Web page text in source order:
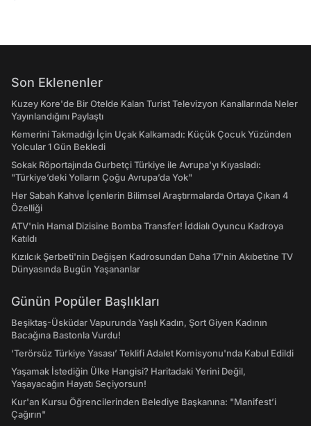
Son Eklenenler
Kuzey Kore'de Bir Otelde Kalan Turist Televizyon Kanallarında Neler
Yayınlandığını Paylaştı
Kemerini Takmadığı İçin Uçak Kalkamadı: Küçük Çocuk Yüzünden
Yolcular 1 Gün Bekledi
Sokak Röportajında Gurbetçi Türkiye ile Avrupa'yı Kıyasladı:
"Türkiye’deki Yolların Çoğu Avrupa’da Yok"
Her Sabah Kahve İçenlerin Bilimsel Araştırmalarda Ortaya Çıkan 4
Özelliği
ATV'nin Hamal Dizisine Bomba Transfer! İddialı Oyuncu Kadroya
Katıldı
Kızılcık Şerbeti'nin Değişen Kadrosundan Daha 17'nin Akıbetine TV
Dünyasında Bugün Yaşananlar
Günün Popüler Başlıkları
Beşiktaş-Üsküdar Vapurunda Yaşlı Kadın, Şort Giyen Kadının
Bacağına Bastonla Vurdu!
‘Terörsüz Türkiye Yasası’ Teklifi Adalet Komisyonu'nda Kabul Edildi
Yaşamak İstediğin Ülke Hangisi? Haritadaki Yerini Değil,
Yaşayacağın Hayatı Seçiyorsun!
Kur'an Kursu Öğrencilerinden Belediye Başkanına: "Manifest’i
Çağırın"